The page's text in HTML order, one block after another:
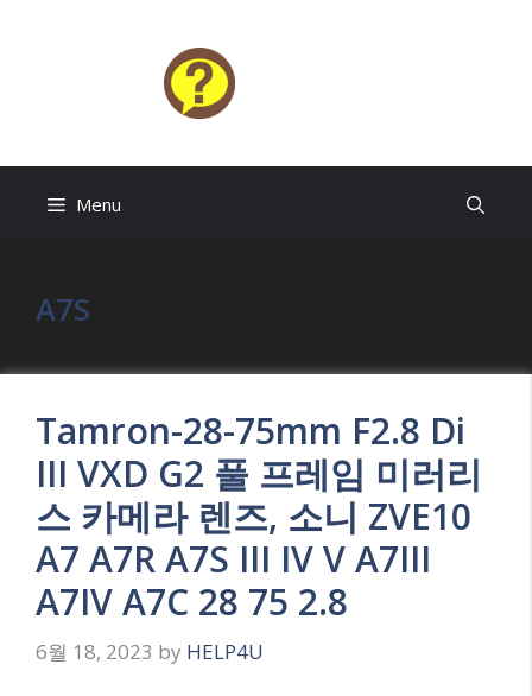
Menu
A7S
Tamron-28-75mm F2.8 Di
III VXD G2 풀 프레임 미러리
스 카메라 렌즈, 소니 ZVE10
A7 A7R A7S III IV V A7III
A7IV A7C 28 75 2.8
6월 18, 2023 by HELP4U